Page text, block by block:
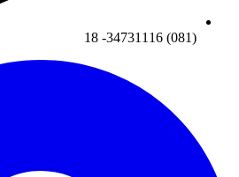
(081) 34731116- 18